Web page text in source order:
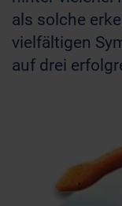
als solche
vielfältigen
auf drei